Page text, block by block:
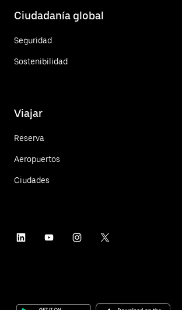
Ciudadanía global
Seguridad
Sostenibilidad
Viajar
Reserva
Aeropuertos
Ciudades